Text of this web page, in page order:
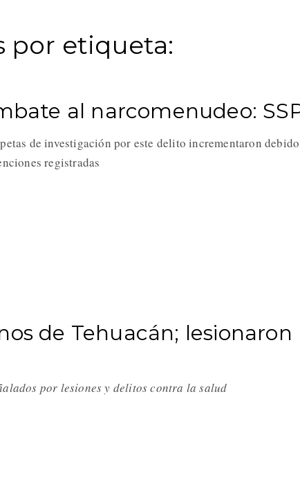
por etiqueta:
al narcomenudeo:
de investigación por este delito incrementaron
registradas
de Tehuacán; lesionaron
por lesiones y delitos contra la salud